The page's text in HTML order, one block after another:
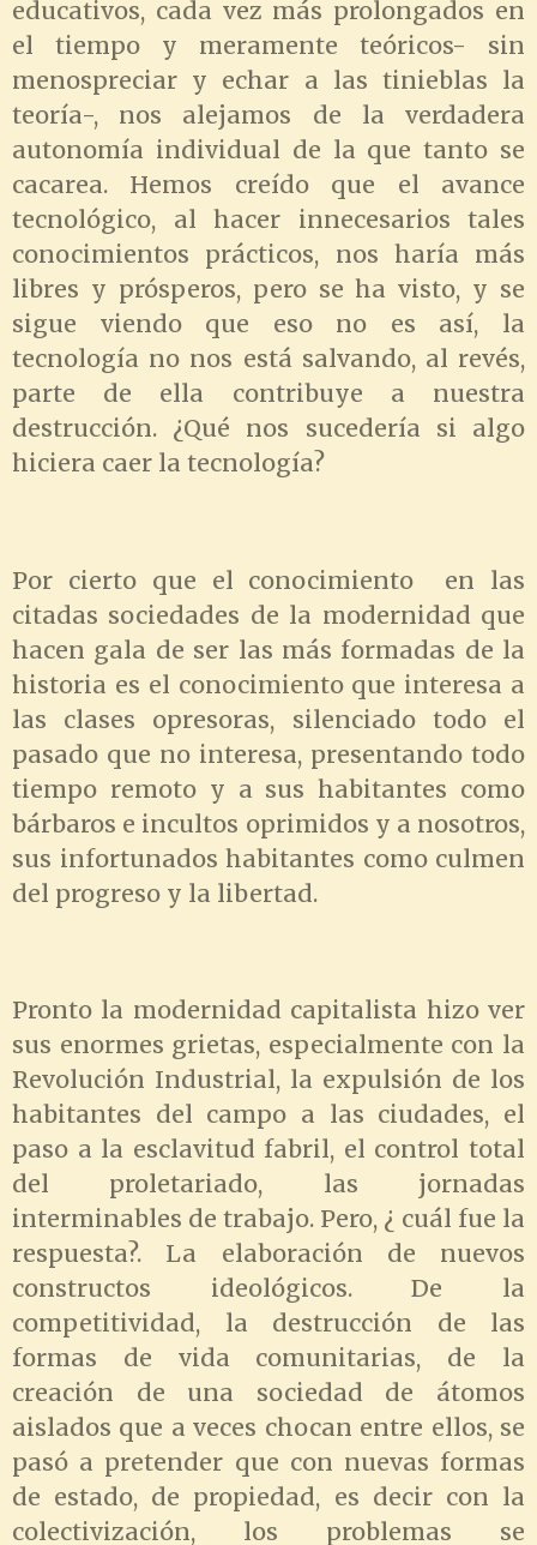
educativos, cada vez más prolongados en
el tiempo y meramente teóricos- sin
menospreciar y echar a las tinieblas la
teoría-, nos alejamos de la verdadera
autonomía individual de la que tanto se
cacarea. Hemos creído que el avance
tecnológico, al hacer innecesarios tales
conocimientos prácticos, nos haría más
libres y prósperos, pero se ha visto, y se
sigue viendo que eso no es así, la
tecnología no nos está salvando, al revés,
parte de ella contribuye a nuestra
destrucción. ¿Qué nos sucedería si algo
hiciera caer la tecnología?
Por cierto que el conocimiento en las
citadas sociedades de la modernidad que
hacen gala de ser las más formadas de la
historia es el conocimiento que interesa a
las clases opresoras, silenciado todo el
pasado que no interesa, presentando todo
tiempo remoto y a sus habitantes como
bárbaros e incultos oprimidos y a nosotros,
sus infortunados habitantes como culmen
del progreso y la libertad.
Pronto la modernidad capitalista hizo ver
sus enormes grietas, especialmente con la
Revolución Industrial, la expulsión de los
habitantes del campo a las ciudades, el
paso a la esclavitud fabril, el control total
del proletariado, las jornadas
interminables de trabajo. Pero, ¿ cuál fue la
respuesta?. La elaboración de nuevos
constructos ideológicos. De la
competitividad, la destrucción de las
formas de vida comunitarias, de la
creación de una sociedad de átomos
aislados que a veces chocan entre ellos, se
pasó a pretender que con nuevas formas
de estado, de propiedad, es decir con la
colectivización, los problemas se